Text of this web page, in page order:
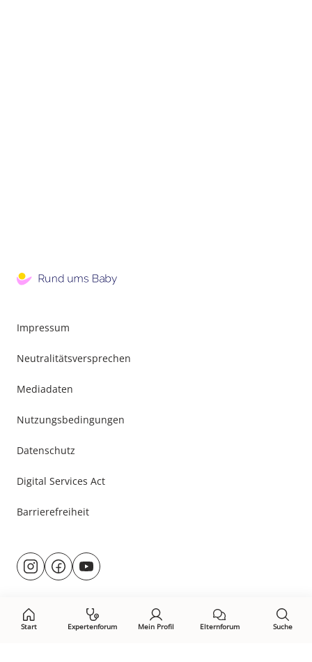
Start Expertenforum Mein Profil Elternforum Suche
Impressum
Neutralitätsversprechen
Mediadaten
Nutzungsbedingungen
Datenschutz
Digital Services Act
Barrierefreiheit
Besuche
uns@rund.ums.baby
facebook.com/rundumsbaby.de
youtube.com/@rundumsbaby_